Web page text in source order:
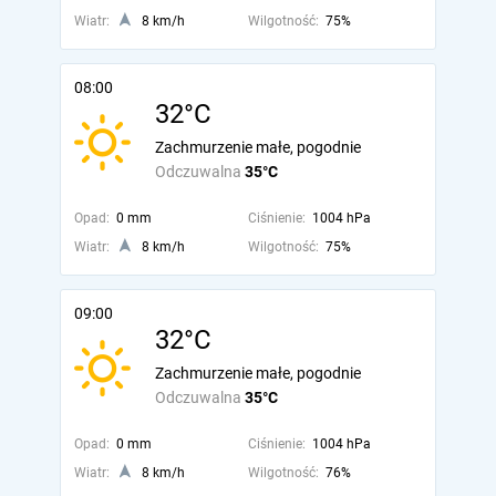
Wiatr: 8 km/h Wilgotność: 75%
08:00
32°C
Odczuwalna 35°C
Zachmurzenie małe, pogodnie
Opad: 0 mm Ciśnienie: 1004 hPa
Wiatr:
8 km/h Wilgotność: 75%
09:00
32°C
Odczuwalna 35°C
Zachmurzenie małe, pogodnie
Opad: 0 mm Ciśnienie: 1004 hPa
Wiatr:
8 km/h Wilgotność: 76%